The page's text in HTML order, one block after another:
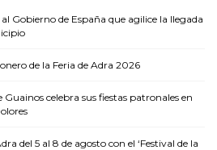
Gobierno de España que agilice la llegada
de la Feria de Adra 2026
celebra sus fiestas patronales en
del 5 al 8 de agosto con el ‘Festival de la